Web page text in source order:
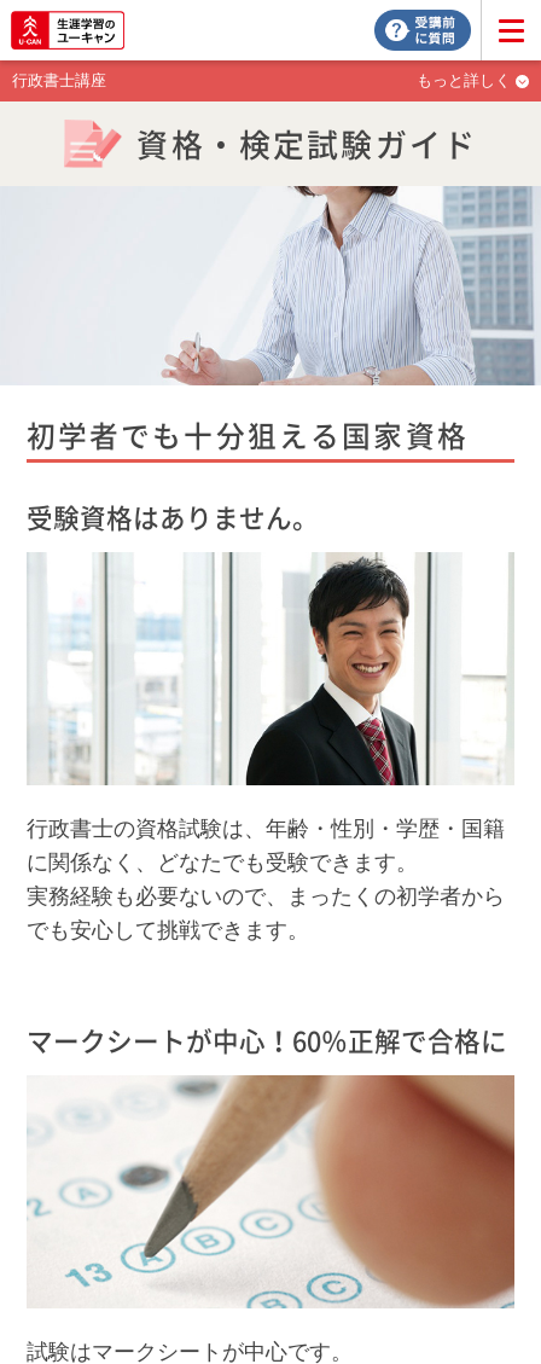
行政書士講座 もっと詳しく
資格・検定試験ガイド
初学者でも十分狙える国家資格
受験資格はありません。
行政書士の資格試験は、年齢・性別・学歴・国籍
に関係なく、どなたでも受験できます。
実務経験も必要ないので、まったくの初学者から
でも安心して挑戦できます。
マークシートが中心！60％正解で合格に
試験はマークシートが中心です。